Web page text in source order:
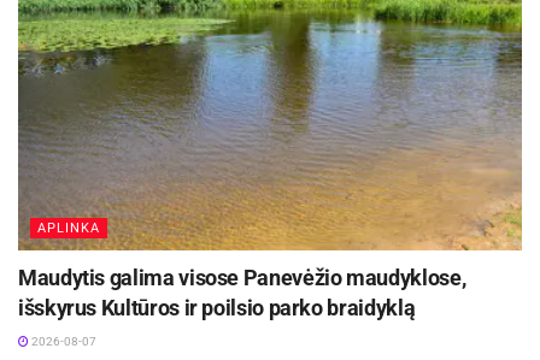
APLINKA
Maudytis galima visose Panevėžio maudyklose,
išskyrus Kultūros ir poilsio parko braidyklą
2026-08-07